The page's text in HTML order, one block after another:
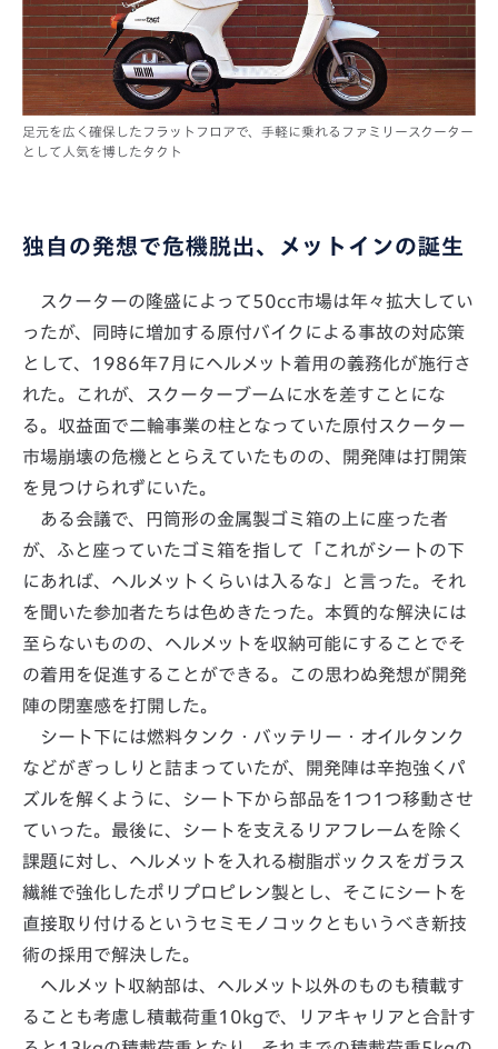
足元を広く確保したフラットフロアで、手軽に乗れるファミリースクーター
として人気を博したタクト
独自の発想で危機脱出、メットインの誕生
スクーターの隆盛によって50cc市場は年々拡大してい
ったが、同時に増加する原付バイクによる事故の対応策
として、1986年7月にヘルメット着用の義務化が施行さ
れた。これが、スクーターブームに水を差すことにな
る。収益面で二輪事業の柱となっていた原付スクーター
市場崩壊の危機ととらえていたものの、開発陣は打開策
を見つけられずにいた。
ある会議で、円筒形の金属製ゴミ箱の上に座った者
が、ふと座っていたゴミ箱を指して「これがシートの下
にあれば、ヘルメットくらいは入るな」と言った。それ
を聞いた参加者たちは色めきたった。本質的な解決には
至らないものの、ヘルメットを収納可能にすることでそ
の着用を促進することができる。この思わぬ発想が開発
陣の閉塞感を打開した。
シート下には燃料タンク・バッテリー・オイルタンク
などがぎっしりと詰まっていたが、開発陣は辛抱強くパ
ズルを解くように、シート下から部品を1つ1つ移動させ
ていった。最後に、シートを支えるリアフレームを除く
課題に対し、ヘルメットを入れる樹脂ボックスをガラス
繊維で強化したポリプロピレン製とし、そこにシートを
直接取り付けるというセミモノコックともいうべき新技
術の採用で解決した。
ヘルメット収納部は、ヘルメット以外のものも積載す
ることも考慮し積載荷重10kgで、リアキャリアと合計す